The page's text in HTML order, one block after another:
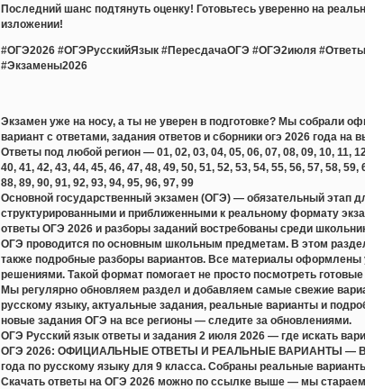
Последний шанс подтянуть оценку! Готовьтесь уверенно на
изложении!
#ОГЭ2026 #ОГЭРусскийЯзык #ПересдачаОГЭ #ОГЭ2июля
#Экзамены2026
Экзамен уже на носу, а ты не уверен в подготовке? Мы собрали
вариант с ответами, задания ответов и сборники огэ 2026 года на
Ответы под любой регион — 01, 02, 03, 04, 05, 06, 07, 08, 09, 10, 11,
40, 41, 42, 43, 44, 45, 46, 47, 48, 49, 50, 51, 52, 53, 54, 55, 56, 57, 58,
88, 89, 90, 91, 92, 93, 94, 95, 96, 97, 99
Основной государственный экзамен (ОГЭ) — обязательный этап
структурированными и приближенными к реальному формату
ответы ОГЭ 2026 и разборы заданий востребованы среди
ОГЭ проводится по основным школьным предметам. В этом
также подробные разборы вариантов. Все материалы оформлены
решениями. Такой формат помогает не просто посмотреть
Мы регулярно обновляем раздел и добавляем самые свежие
русскому языку, актуальные задания, реальные варианты и
новые задания ОГЭ на все регионы — следите за обновлениями.
ОГЭ Русский язык ответы и задания 2 июля 2026 — где искать
ОГЭ 2026: ОФИЦИАЛЬНЫЕ ОТВЕТЫ И РЕАЛЬНЫЕ ВАРИАНТЫ —
года по русскому языку для 9 класса. Собраны реальные
Скачать ответы на ОГЭ 2026 можно по ссылке выше — мы